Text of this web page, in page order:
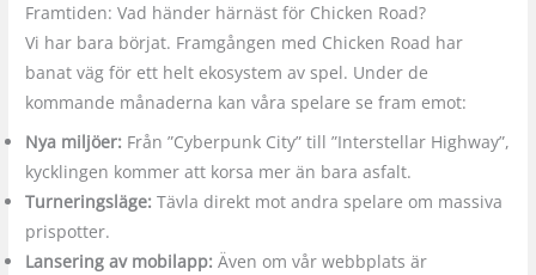
Framtiden: Vad händer härnäst för Chicken Road?
Vi har bara börjat. Framgången med Chicken Road har
banat väg för ett helt ekosystem av spel. Under de
kommande månaderna kan våra spelare se fram emot:
Nya miljöer: Från ”Cyberpunk City” till ”Interstellar Highway”,
kycklingen kommer att korsa mer än bara asfalt.
Turneringsläge: Tävla direkt mot andra spelare om massiva
prispotter.
Lansering av mobilapp: Även om vår webbplats är